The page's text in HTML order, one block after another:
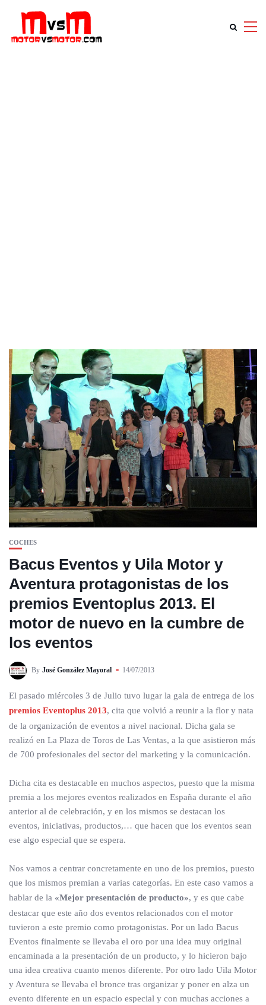
COCHES
Bacus Eventos y Uila Motor y
Aventura protagonistas de los
premios Eventoplus 2013. El
motor de nuevo en la cumbre de
los eventos
By José González Mayoral 14/07/2013
El pasado miércoles 3 de Julio tuvo lugar la gala de entrega de los
premios Eventoplus 2013, cita que volvió a reunir a la flor y nata
de la organización de eventos a nivel nacional. Dicha gala se
realizó en La Plaza de Toros de Las Ventas, a la que asistieron más
de 700 profesionales del sector del marketing y la comunicación.
Dicha cita es destacable en muchos aspectos, puesto que la misma
premia a los mejores eventos realizados en España durante el año
anterior al de celebración, y en los mismos se destacan los
eventos, iniciativas, productos,… que hacen que los eventos sean
ese algo especial que se espera.
Nos vamos a centrar concretamente en uno de los premios, puesto
que los mismos premian a varias categorías. En este caso vamos a
hablar de la «Mejor presentación de producto», y es que cabe
destacar que este año dos eventos relacionados con el motor
tuvieron a este premio como protagonistas. Por un lado Bacus
Eventos finalmente se llevaba el oro por una idea muy original
encaminada a la presentación de un producto, y lo hicieron bajo
una idea creativa cuanto menos diferente. Por otro lado Uila Motor
y Aventura se llevaba el bronce tras organizar y poner en alza un
evento diferente en un espacio especial y con muchas acciones a